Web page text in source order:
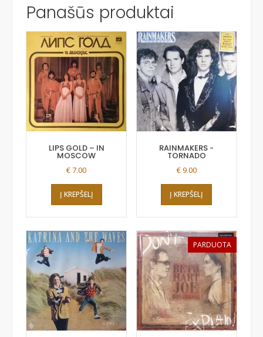
Panašūs produktai
LIPS GOLD – IN
MOSCOW
€7.00
Į KREPŠELĮ
RAINMAKERS -
TORNADO
€9.00
Į KREPŠELĮ
PARDUOTA